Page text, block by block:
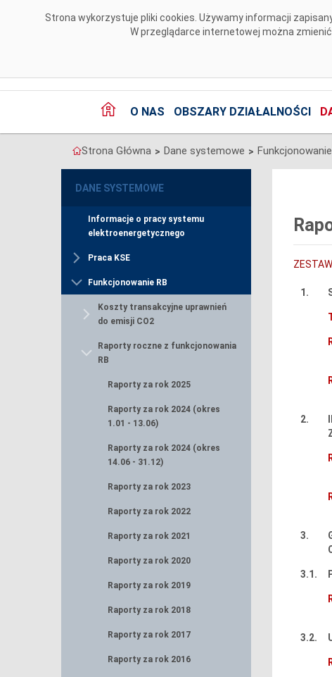
Strona wykorzystuje pliki cookies. Używamy informacji
W przeglądarce internetowej można
O NAS OBSZARY DZIAŁALNOŚCI
Strona Główna > Dane systemowe >
DANE SYSTEMOWE
Informacje o pracy systemu
elektroenergetycznego
Praca KSE
Funkcjonowanie RB
Koszty transakcyjne uprawnień
do emisji CO2
Raporty roczne z funkcjonowania
RB
Raporty za rok 2025
Raporty za rok 2024 (okres
1.01 - 13.06)
Raporty za rok 2024 (okres
14.06 - 31.12)
Raporty za rok 2023
Raporty za rok 2022
Raporty za rok 2021
Raporty za rok 2020
Raporty za rok 2019
Raporty za rok 2018
Raporty za rok 2017
Raporty za rok 2016
1.
2.
3.
3.1.
3.2.